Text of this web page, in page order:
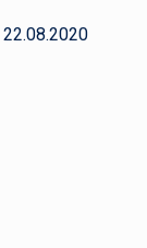
22.08.2020